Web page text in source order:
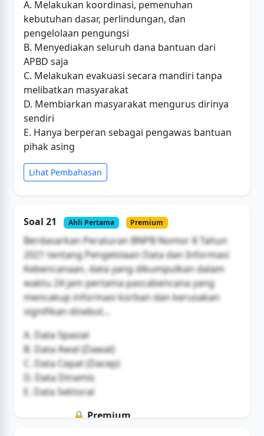
A. Melakukan koordinasi, pemenuhan
kebutuhan dasar, perlindungan, dan
pengelolaan pengungsi
B. Menyediakan seluruh dana bantuan dari
APBD saja
C. Melakukan evakuasi secara mandiri tanpa
melibatkan masyarakat
D. Membiarkan masyarakat mengurus dirinya
sendiri
E. Hanya berperan sebagai pengawas bantuan
pihak asing
Lihat Pembahasan
Soal 21 Ahli Pertama Premium
Berdasarkan Peraturan BNPB Nomor 8 Tahun
2021 tentang Pengelolaan Data dan Informasi
Kebencanaan, data yang dikumpulkan dalam
waktu 24 jam pertama pascabencana yang
mencakup informasi korban dan kerusakan
signifikan disebut...
A. Data Spasial
B. Data Awal (Dawal)
C. Data Cepat (Dacep)
D. Data Dinamis
E. Data Sektoral
🔒 Premium